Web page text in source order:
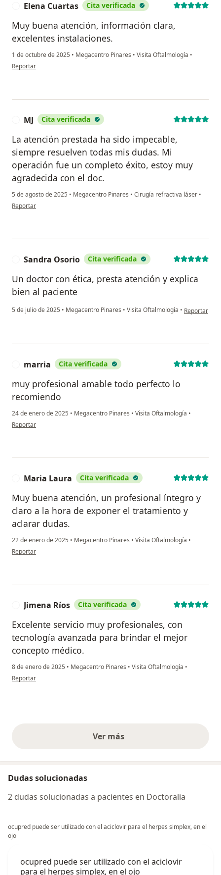
Elena Cuartas Cita verificada
Muy buena atención, información clara,
excelentes instalaciones.
1 de octubre de 2025 • Megacentro Pinares • Visita Oftalmología •
en opinión del usuario Elena Cuartas
Reportar
MJ Cita verificada
La atención prestada ha sido impecable,
siempre resuelven todas mis dudas. Mi
operación fue un completo éxito, estoy muy
agradecida con el doc.
5 de agosto de 2025 • Megacentro Pinares • Cirugía refractiva láser •
en opinión del usuario MJ
Reportar
Sandra Osorio Cita verificada
Un doctor con ética, presta atención y explica
bien al paciente
5 de julio de 2025 • Megacentro Pinares • Visita Oftalmología • en opinión
Reportar
marria Cita verificada
muy profesional amable todo perfecto lo
recomiendo
24 de enero de 2025 • Megacentro Pinares • Visita Oftalmología •
en opinión del usuario marria
Reportar
Maria Laura Cita verificada
Muy buena atención, un profesional íntegro y
claro a la hora de exponer el tratamiento y
aclarar dudas.
22 de enero de 2025 • Megacentro Pinares • Visita Oftalmología •
en opinión del usuario Maria Laura
Reportar
Jimena Ríos Cita verificada
Excelente servicio muy profesionales, con
tecnología avanzada para brindar el mejor
concepto médico.
8 de enero de 2025 • Megacentro Pinares • Visita Oftalmología •
en opinión del usuario Jimena Ríos
Reportar
Ver másopiniones anteriores
Dudas solucionadas
2 dudas solucionadas a pacientes en Doctoralia
ocupred puede ser utilizado con el aciclovir para el herpes simplex, en el
ojo
ocupred puede ser utilizado con el aciclovir
para el herpes simplex, en el ojo